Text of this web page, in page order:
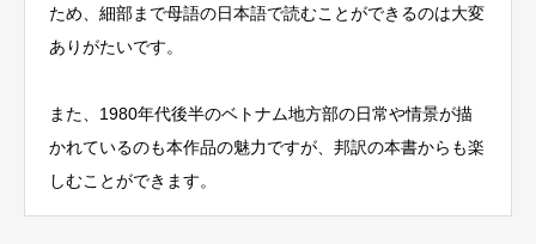
ため、細部まで母語の日本語で読むことができるのは大変
ありがたいです。
また、1980年代後半のベトナム地方部の日常や情景が描
かれているのも本作品の魅力ですが、邦訳の本書からも楽
しむことができます。